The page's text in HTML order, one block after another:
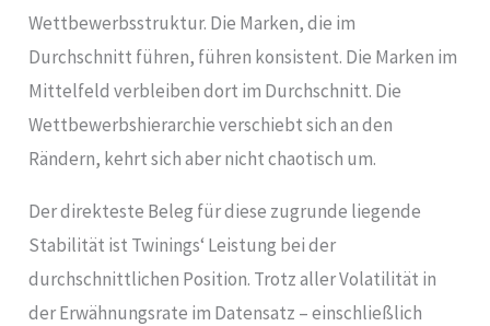
Wettbewerbsstruktur. Die Marken, die im
Durchschnitt führen, führen konsistent. Die Marken im
Mittelfeld verbleiben dort im Durchschnitt. Die
Wettbewerbshierarchie verschiebt sich an den
Rändern, kehrt sich aber nicht chaotisch um.
Der direkteste Beleg für diese zugrunde liegende
Stabilität ist Twinings‘ Leistung bei der
durchschnittlichen Position. Trotz aller Volatilität in
der Erwähnungsrate im Datensatz – einschließlich